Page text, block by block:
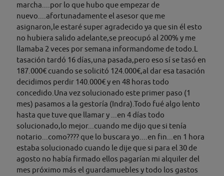
marcha....por lo que hubo que empezar de
nuevo....afortunadamente el asesor que me
asignaron,le estaré super agradecido ya que sin él esto
no hubiera salido adelante,se preocupó al 200% y me
llamaba 2 veces por semana informandome de todo.L
tasación tardó 16 días,una pasada,pero eso sí se tasó en
187.000€ cuando se solicitó 124.000€,al dar esa tasación
decidimos perdir 140.000€ y en 48 horas todo
concedido.Una vez solucionado este primer paso (1
mes) pasamos a la gestoría (Indra).Todo fué algo lento
hasta que tuve que llamar y ...en 4 días todo
solucionado,lo mejor...cuando me dijo que si tenía
notario...como???? que lo buscara yo....en fin...en 1 hora
estaba solucionado cuando le dije que si para el 30 de
agosto no había firmado ellos pagarían mi alquiler del
mes próximo más el guardamuebles y todo los gastos